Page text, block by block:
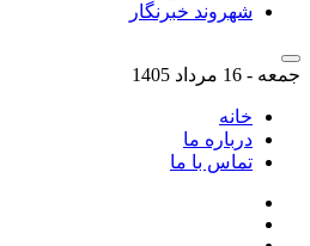
شهروند خبرنگار
جمعه - 16 مرداد 1405
خانه
درباره ما
تماس با ما